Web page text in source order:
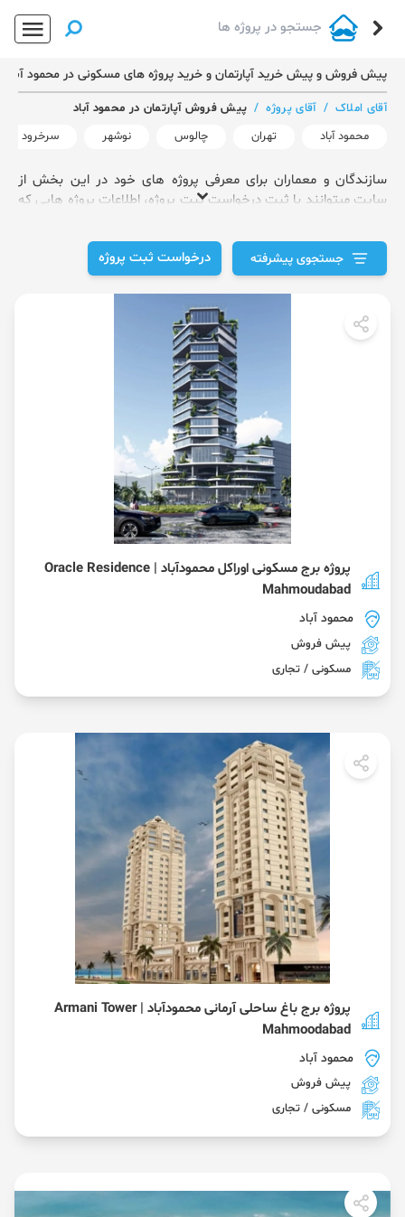
پیش فروش و پیش خرید آپارتمان و خرید پروژه های مسکونی در محمود آباد
آقای املاک / آقای پروژه / پیش فروش آپارتمان در محمود آباد
محمود آباد
تهران چالوس نوشهر سرخرود
سازندگان و معماران برای معرفی پروژه های خود در این بخش از
سایت میتوانند با ثبت درخواست ثبت پروژه، اطلاعات پروژه هایی که
جستجوی پیشرفته درخواست ثبت پروژه
پروژه برج مسکونی اوراکل محمودآباد | Oracle Residence
Mahmoudabad
محمود آباد
پیش فروش
مسکونی / تجاری
پروژه برج باغ ساحلی آرمانی محمودآباد | Armani Tower
Mahmoodabad
محمود آباد
پیش فروش
مسکونی / تجاری